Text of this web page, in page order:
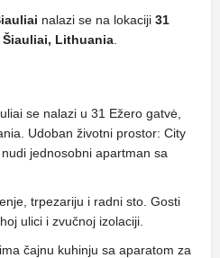
nalazi se na lokaciji 31
Šiauliai, Lithuania
se nalazi u 31 Ežero gatvė,
Udoban životni prostor: City
jednosobni apartman sa
trpezariju i radni sto. Gosti
ulici i zvučnoj izolaciji.
čajnu kuhinju sa aparatom za